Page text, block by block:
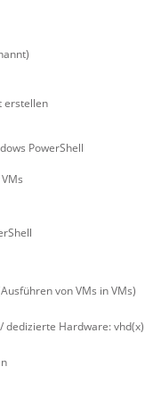
erstellen
PowerShell
von VMs in VMs)
dedizierte Hardware: vhd(x)